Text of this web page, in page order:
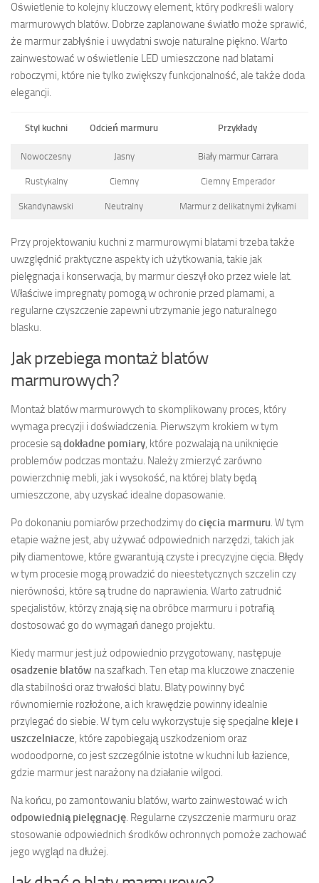
Oświetlenie to kolejny kluczowy element, który podkreśli walory
marmurowych blatów. Dobrze zaplanowane światło może sprawić,
że marmur zabłyśnie i uwydatni swoje naturalne piękno. Warto
zainwestować w oświetlenie LED umieszczone nad blatami
roboczymi, które nie tylko zwiększy funkcjonalność, ale także doda
elegancji.
Styl kuchni Odcień marmuru Przykłady
Nowoczesny Jasny Biały marmur Carrara
Rustykalny Ciemny Ciemny Emperador
Skandynawski Neutralny Marmur z delikatnymi żyłkami
Przy projektowaniu kuchni z marmurowymi blatami trzeba także
uwzględnić praktyczne aspekty ich użytkowania, takie jak
pielęgnacja i konserwacja, by marmur cieszył oko przez wiele lat.
Właściwe impregnaty pomogą w ochronie przed plamami, a
regularne czyszczenie zapewni utrzymanie jego naturalnego
blasku.
Jak przebiega montaż blatów
marmurowych?
Montaż blatów marmurowych to skomplikowany proces, który
wymaga precyzji i doświadczenia. Pierwszym krokiem w tym
procesie sądokładne pomiary, które pozwalają na uniknięcie
problemów podczas montażu. Należy zmierzyć zarówno
powierzchnię mebli, jak i wysokość, na której blaty będą
umieszczone, aby uzyskać idealne dopasowanie.
Po dokonaniu pomiarów przechodzimy do cięcia marmuru. W tym
etapie ważne jest, aby używać odpowiednich narzędzi, takich jak
piły diamentowe, które gwarantują czyste i precyzyjne cięcia. Błędy
w tym procesie mogą prowadzić do nieestetycznych szczelin czy
nierówności, które są trudne do naprawienia. Warto zatrudnić
specjalistów, którzy znają się na obróbce marmuru i potrafią
dostosować go do wymagań danego projektu.
Kiedy marmur jest już odpowiednio przygotowany, następuje
osadzenie blatów na szafkach. Ten etap ma kluczowe znaczenie
dla stabilności oraz trwałości blatu. Blaty powinny być
równomiernie rozłożone, a ich krawędzie powinny idealnie
przylegać do siebie. W tym celu wykorzystuje się specjalne kleje i
uszczelniacze, które zapobiegają uszkodzeniom oraz
wodoodporne, co jest szczególnie istotne w kuchni lub łazience,
gdzie marmur jest narażony na działanie wilgoci.
Na końcu, po zamontowaniu blatów, warto zainwestować w ich
odpowiednią pielęgnację. Regularne czyszczenie marmuru oraz
stosowanie odpowiednich środków ochronnych pomoże zachować
jego wygląd na dłużej.